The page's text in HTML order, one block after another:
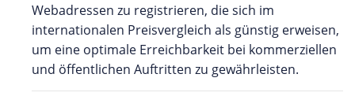
Webadressen zu registrieren, die sich im
internationalen Preisvergleich als günstig erweisen,
um eine optimale Erreichbarkeit bei kommerziellen
und öffentlichen Auftritten zu gewährleisten.